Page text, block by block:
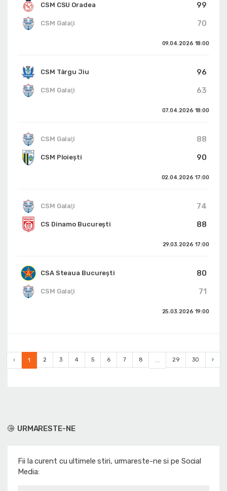
CSM CSU Oradea
99
70
CSM Galaţi
09.04.2026 18:00
CSM Târgu Jiu
96
63
CSM Galaţi
07.04.2026 18:00
CSM Galaţi
88
90
CSM Ploiești
02.04.2026 17:00
CSM Galaţi
74
88
CS Dinamo Bucureşti
29.03.2026 17:00
CSA Steaua București
80
71
CSM Galaţi
25.03.2026 19:00
‹ 1 2 3 4 5 6 7 8 ... 29 30 ›
URMARESTE-NE
Fii la curent cu ultimele stiri, urmareste-ne si pe Social
Media: